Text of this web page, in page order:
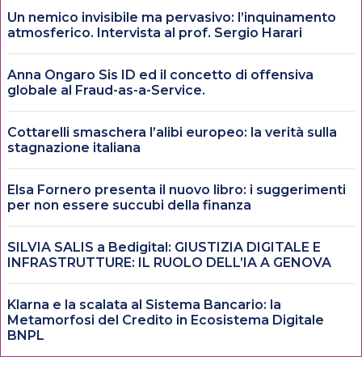
Un nemico invisibile ma pervasivo: l’inquinamento
atmosferico. Intervista al prof. Sergio Harari
Anna Ongaro Sis ID ed il concetto di offensiva
globale al Fraud-as-a-Service.
Cottarelli smaschera l’alibi europeo: la verità sulla
stagnazione italiana
Elsa Fornero presenta il nuovo libro: i suggerimenti
per non essere succubi della finanza
SILVIA SALIS a Bedigital: GIUSTIZIA DIGITALE E
INFRASTRUTTURE: IL RUOLO DELL’IA A GENOVA
Klarna e la scalata al Sistema Bancario: la
Metamorfosi del Credito in Ecosistema Digitale
BNPL